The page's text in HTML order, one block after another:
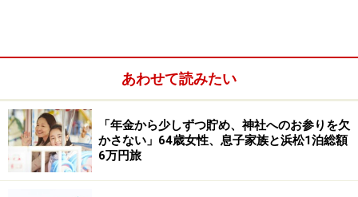
あわせて読みたい
「年金から少しずつ貯め、神社へのお参りを欠
かさない」64歳女性、息子家族と浜松1泊総額
6万円旅